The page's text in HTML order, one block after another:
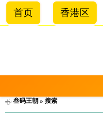
首页 香港区
叁码王朝 » 搜索